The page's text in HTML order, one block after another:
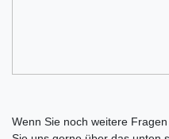
Wenn Sie noch weitere